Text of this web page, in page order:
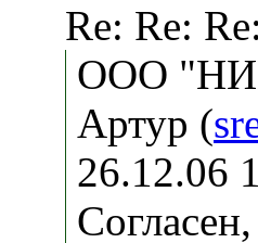
Re: Re:
ООО
Артур (
26.12.06